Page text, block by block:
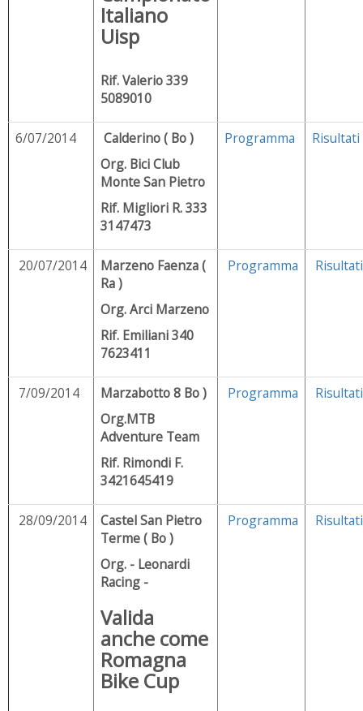
Italiano
Uisp
Rif. Valerio 339
5089010
6/07/2014
Calderino ( Bo )
Org. Bici Club
Monte San Pietro
Rif. Migliori R. 333
3147473
Programma Risultati
20/07/2014
Marzeno Faenza (
Ra )
Org. Arci Marzeno
Rif. Emiliani 340
7623411
Programma Risultati
7/09/2014
Marzabotto 8 Bo )
Org.MTB
Adventure Team
Rif. Rimondi F.
3421645419
Programma Risultati
28/09/2014
Castel San Pietro
Terme ( Bo )
Org. - Leonardi
Racing -
Valida
anche come
Romagna
Bike Cup
Programma Risultati